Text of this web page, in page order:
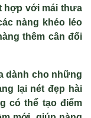
hợp với mái thưa
nàng khéo léo
thêm cân đối
dành cho những
lại nét đẹp hài
có thể tạo điểm